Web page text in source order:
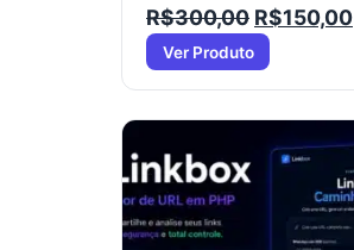
R$300,00 R$150,00
Ver Produto